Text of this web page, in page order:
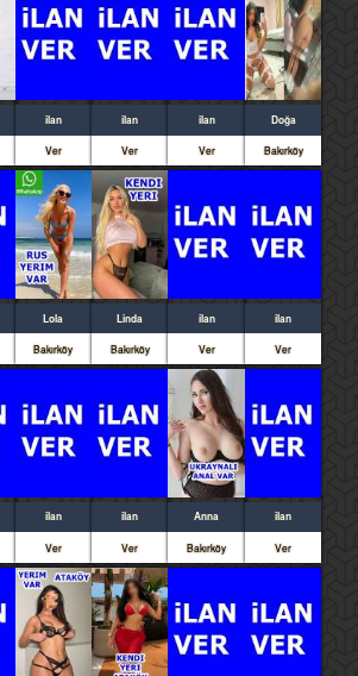
ilan
Ver
ilan
Ver
ilan
Ver
Doğa
Bakırköy
Lola
Bakırköy
Linda
Bakırköy
ilan
Ver
ilan
Ver
ilan
Ver
ilan
Ver
Anna
Bakırköy
ilan
Ver